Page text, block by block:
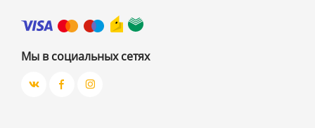
Мы в социальных сетях